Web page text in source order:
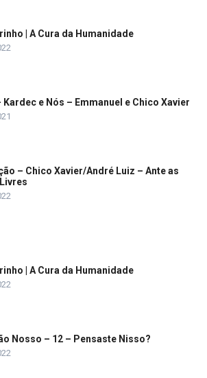
| A Cura da Humanidade
Kardec e Nós – Emmanuel e Chico Xavier
– Chico Xavier/André Luiz – Ante as
| A Cura da Humanidade
Nosso – 12 – Pensaste Nisso?